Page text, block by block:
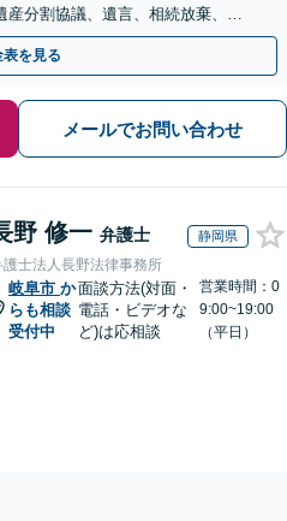
分割協議、遺言、相続放棄、使
富【JR草津駅2分】
表を見る
メールでお問い合わせ
野 修一 弁護士 静岡県
護士法人長野法律事務所
岐阜市 か
らも相談
受付中
面談方法(対面・
電話・ビデオな
ど)は応相談
営業時間：0
9:00~19:00
（平日）